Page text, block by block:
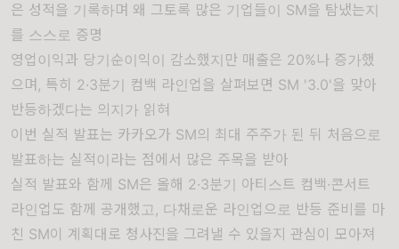
은 성적을 기록하며 왜 그토록 많은 기업들이 SM을 탐냈는지
를 스스로 증명
영업이익과 당기순이익이 감소했지만 매출은 20%나 증가했
으며, 특히 2·3분기 컴백 라인업을 살펴보면 SM '3.0'을 맞아
반등하겠다는 의지가 읽혀
이번 실적 발표는 카카오가 SM의 최대 주주가 된 뒤 처음으로
발표하는 실적이라는 점에서 많은 주목을 받아
실적 발표와 함께 SM은 올해 2·3분기 아티스트 컴백·콘서트
라인업도 함께 공개했고, 다채로운 라인업으로 반등 준비를 마
친 SM이 계획대로 청사진을 그려낼 수 있을지 관심이 모아져